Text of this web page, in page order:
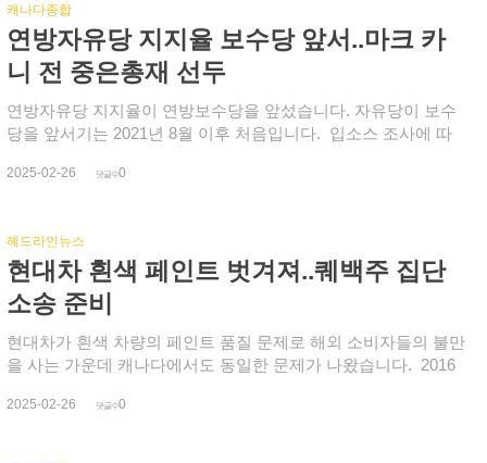
사회에 전하고 응원하자고 밝혔습니다. 특히 토요일은 삼일절
106주년으로, 이날 서울을 비롯 전국은 물론 해외 각국 동포사회
에서도 동조 집회가 열릴 예정이라며 민주 시민과 동포들의 적극
적인 참여를 요청했습니다.
캐나다종합
연방자유당 지지율 보수당 앞서..마크 카
니 전 중은총재 선두
연방자유당 지지율이 연방보수당을 앞섰습니다. 자유당이 보수
당을 앞서기는 2021년 8월 이후 처음입니다. 입소스 조사에 따
기록했고, 반대로 보수당은 36%로 5% 포인트 하락했습니다. 신
과 도널드 트럼프 미국 대통령의 관세 위협과 합병 도발에 자유
당 지지율이 급상승했습니다. 또 새 대표에 대한 관심과 궁금증
도 지지율 상승을 도왔다는 분석입니다. 연방자유당 지지율은 온
타리오와 퀘백, 대서양 지역에서 급증했습니다. 이런 추세라면
보수당 승리를 장담하기 어려운 가운데 미국의 관세 부과가 임박
하면서 연방 조기 선거에 대한 여론은 높아지고 있습니다. 캐나
고 있습니다. 이런 가운데 마크 카니 전 연방중앙은행 총재가 지
2025-02-26 댓글수0
헤드라인뉴스
현대차 흰색 페인트 벗겨져..퀘백주 집단
소송 준비
현대차가 흰색 차량의 페인트 품질 문제로 해외 소비자들의 불만
을 사는 가운데 캐나다에서도 동일한 문제가 나왔습니다. 2016
작하더니 3년 전 세차장을 다녀온 이후론 이유 없이 벗겨 지기 시
2025-02-26 댓글수0